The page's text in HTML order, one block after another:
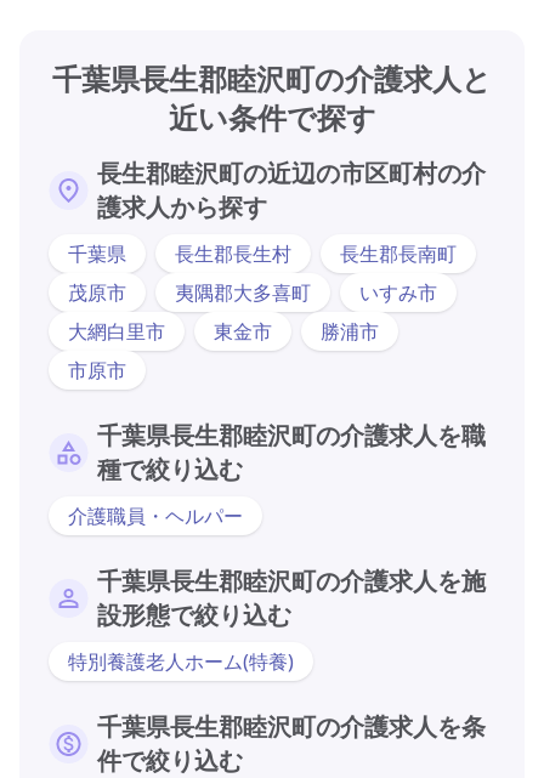
千葉県長生郡睦沢町の介護求人と
近い条件で探す
長生郡睦沢町の近辺の市区町村の介
護求人から探す
千葉県 長生郡長生村
長生郡長南町
茂原市
夷隅郡大多喜町
いすみ市
大網白里市
東金市
勝浦市
市原市
千葉県長生郡睦沢町の介護求人を職
種で絞り込む
介護職員・ヘルパー
千葉県長生郡睦沢町の介護求人を施
設形態で絞り込む
特別養護老人ホーム(特養)
千葉県長生郡睦沢町の介護求人を条
件で絞り込む